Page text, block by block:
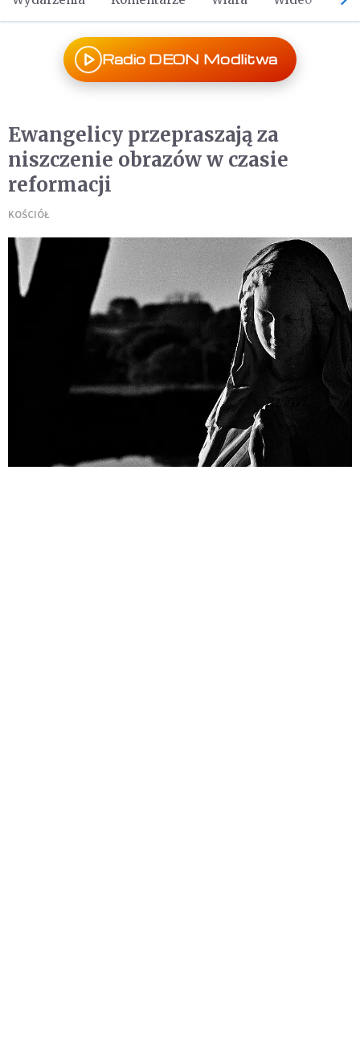
Radio DEON Modlitwa
Ewangelicy przepraszają za
niszczenie obrazów w czasie
reformacji
KOŚCIÓŁ